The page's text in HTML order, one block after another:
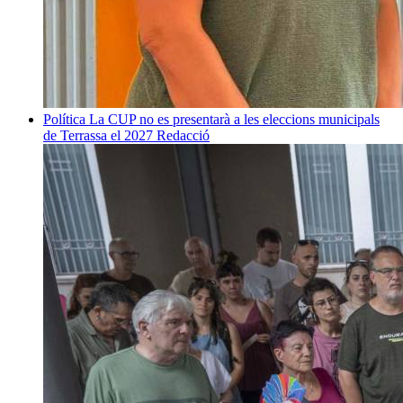
Política La CUP no es presentarà a les eleccions municipals
de Terrassa el 2027 Redacció